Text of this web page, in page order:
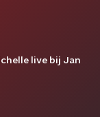
live bij Jan